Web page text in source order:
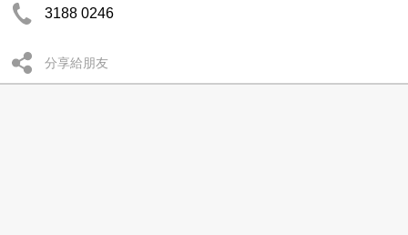
3188 0246
分享給朋友